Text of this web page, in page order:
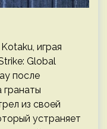
играя
Global
после
из своей
устраняет